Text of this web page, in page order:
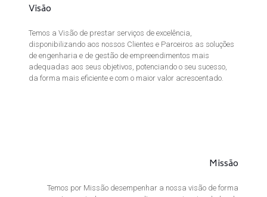
Visão
Temos a Visão de prestar serviços de excelência,
disponibilizando aos nossos Clientes e Parceiros as soluções
de engenharia e de gestão de empreendimentos mais
adequadas aos seus objetivos, potenciando o seu sucesso,
da forma mais eficiente e com o maior valor acrescentado.
Missão
Temos por Missão desempenhar a nossa visão de forma